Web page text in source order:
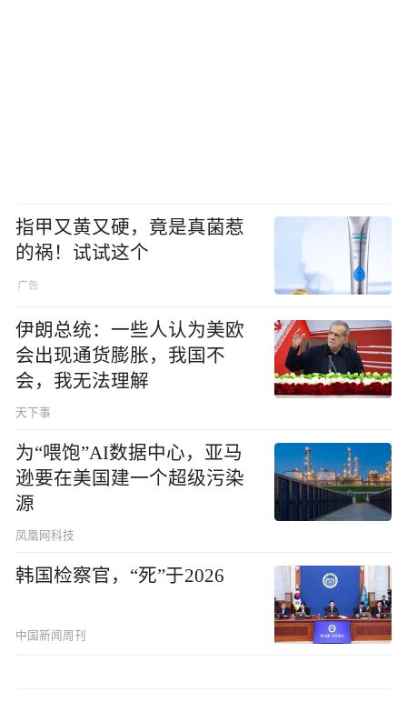
指甲又黄又硬，竟是真菌惹
的祸！试试这个
伊朗总统：一些人认为美欧
会出现通货膨胀，我国不
会，我无法理解
天下事
为“喂饱”AI数据中心，亚马
逊要在美国建一个超级污染
源
凤凰网科技
韩国检察官，“死”于2026
中国新闻周刊